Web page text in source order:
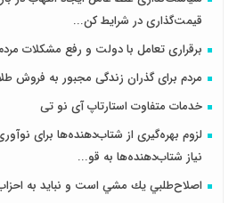
قیمت‌گذاری در شرایط کن...
برقراری تعامل با دولت و رفع مشکلات
مردم برای گذران زندگی مجبور به فروش
خدمات متفاوت استارتاپ آی نو تی
لزوم بهره‌گیری از شتاب‌دهنده‌ها برای
نیاز شتاب‌دهنده‌ها به قو...
اصلاح‌طلبي يك مشي است و نبايد به